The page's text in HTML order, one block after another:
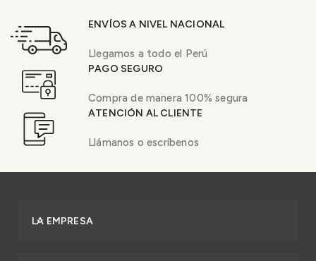
ENVÍOS A NIVEL NACIONAL
Llegamos a todo el Perú
PAGO SEGURO
Compra de manera 100% segura
ATENCIÓN AL CLIENTE
Llámanos o escríbenos
LA EMPRESA